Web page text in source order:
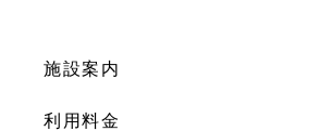
施設案内
利用料金
/home/wordstock/numasupo.com/